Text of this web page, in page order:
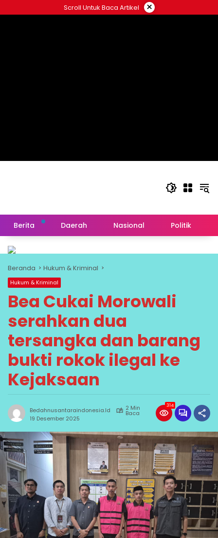
ke
Scroll Untuk Baca Artikel ×
Berita Daerah Nasional Politik
Beranda Hukum & Kriminal
Hukum & Kriminal
Bea Cukai Morowali
serahkan dua
tersangka dan barang
bukti rokok ilegal ke
Kejaksaan
Bedahnusantaraindonesia.id 2 Min
Baca
19 Desember 2025
314